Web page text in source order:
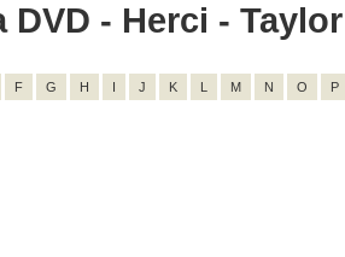
DVD - Herci -
F G H I J K L M N O P